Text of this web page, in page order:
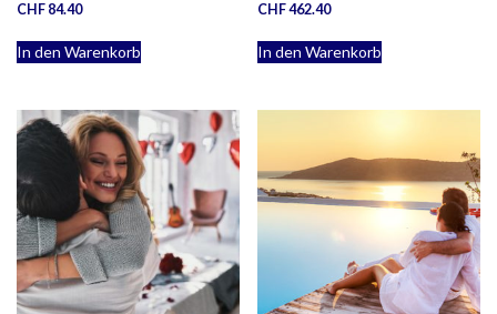
CHF 84.40
In den Warenkorb
CHF462.40
In den Warenkorb